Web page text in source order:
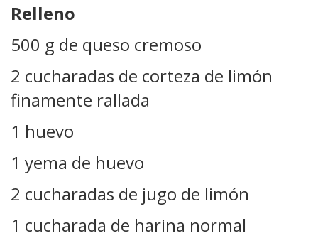
Relleno
500 g de queso cremoso
2 cucharadas de corteza de limón
finamente rallada
1 huevo
1 yema de huevo
2 cucharadas de jugo de limón
1 cucharada de harina normal